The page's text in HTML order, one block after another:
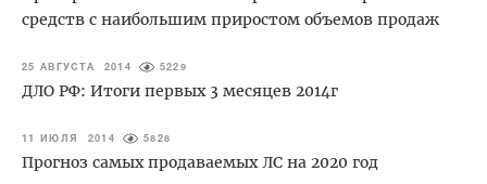
средств с наибольшим приростом объемов продаж
25 АВГУСТА 2014 5229
ДЛО РФ: Итоги первых 3 месяцев 2014г
11 ИЮЛЯ 2014 5828
Прогноз самых продаваемых ЛС на 2020 год